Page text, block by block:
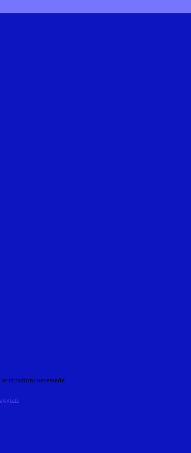
istruzioni necessarie.